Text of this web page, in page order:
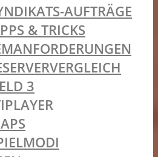
AUFTRÄGE
& TRICKS
3